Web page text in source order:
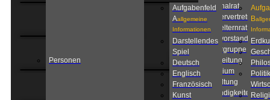
Personalrat
Schülervertretung
Schulelternrat
Schulvorstand
Steuergruppe
Personen
Schulleitung
Kollegium
Verwaltung
Zuständigkeiten am
Aufgabenfeld
Aallgemeine
Informationen
Darstellendes
Spiel
Deutsch
Englisch
Französisch
Kunst
B